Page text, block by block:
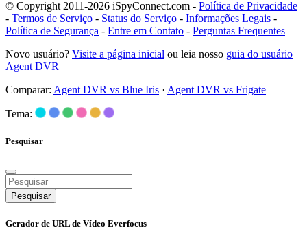
© Copyright 2011-2026 iSpyConnect.com - Política de Privacidade
- Termos de Serviço - Status do Serviço - Informações Legais -
Política de Segurança - Entre em Contato - Perguntas Frequentes
Novo usuário? Visite a página inicial ou leia nosso guia do usuário
Agent DVR
Comparar: Agent DVR vs Blue Iris · Agent DVR vs Frigate
Tema:
Pesquisar
Pesquisar
Gerador de URL de Vídeo Everfocus